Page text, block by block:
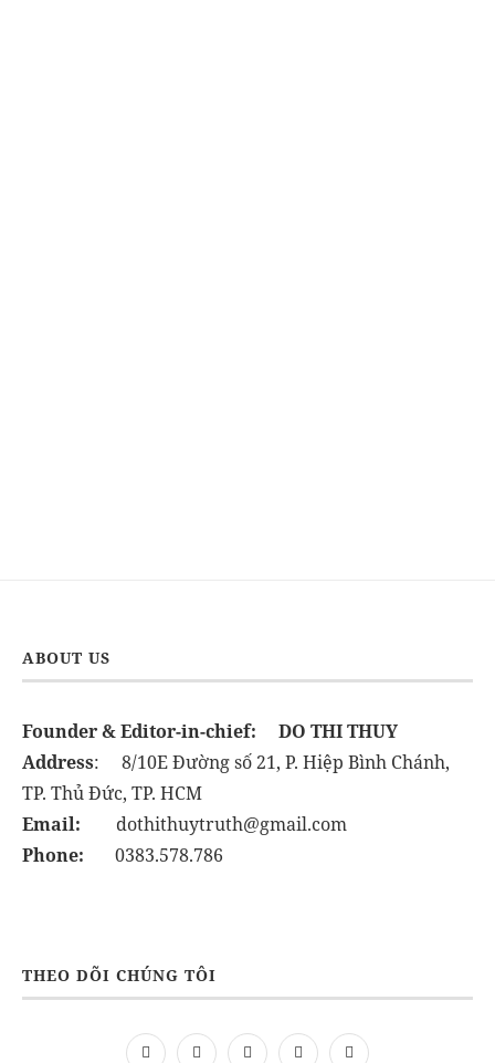
ABOUT US
Founder & Editor-in-chief:
DO THI THUY
Address: 8/10E Đường số 21, P. Hiệp Bình Chánh,
TP. Thủ Đức, TP. HCM
Email: dothithuytruth@gmail.com
Phone: 0383.578.786
THEO DÕI CHÚNG TÔI